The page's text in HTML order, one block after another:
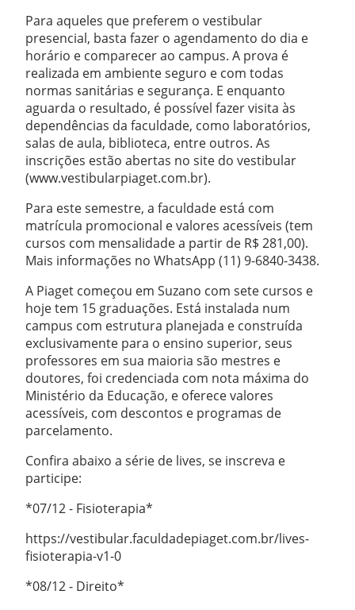
Para aqueles que preferem o vestibular
presencial, basta fazer o agendamento do dia e
horário e comparecer ao campus. A prova é
realizada em ambiente seguro e com todas
normas sanitárias e segurança. E enquanto
aguarda o resultado, é possível fazer visita às
dependências da faculdade, como laboratórios,
salas de aula, biblioteca, entre outros. As
inscrições estão abertas no site do vestibular
(www.vestibularpiaget.com.br).
Para este semestre, a faculdade está com
matrícula promocional e valores acessíveis (tem
cursos com mensalidade a partir de R$ 281,00).
Mais informações no WhatsApp (11) 9-6840-3438.
A Piaget começou em Suzano com sete cursos e
hoje tem 15 graduações. Está instalada num
campus com estrutura planejada e construída
exclusivamente para o ensino superior, seus
professores em sua maioria são mestres e
doutores, foi credenciada com nota máxima do
Ministério da Educação, e oferece valores
acessíveis, com descontos e programas de
parcelamento.
Confira abaixo a série de lives, se inscreva e
participe:
*07/12 - Fisioterapia*
https://vestibular.faculdadepiaget.com.br/lives-
fisioterapia-v1-0
*08/12 - Direito*